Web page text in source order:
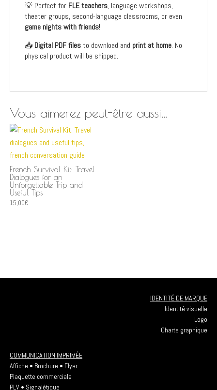
💡 Perfect for FLE teachers, language workshops,
theater groups, second-language classrooms, or even
game nights with friends!
📥 Digital PDF filesto download and print at home. No
physical product will be shipped.
Vous aimerez peut-être aussi…
French Survival Kit: Travel
Dialogues for an
Unforgettable Trip and
Useful Tips
15,00€
IDENTITÉ DE MARQUE
Identité visuelle
Logo
Charte graphique
COMMUNICATION IMPRIMÉE
Affiche • Brochure • Flyer
Plaquette commerciale
PLV • Signalétique